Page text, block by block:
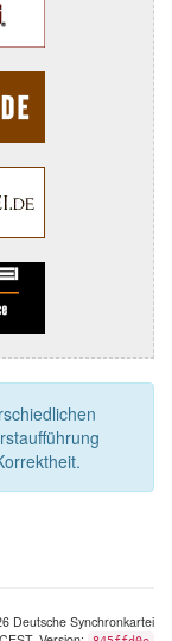
Deutsche Synchronkartei